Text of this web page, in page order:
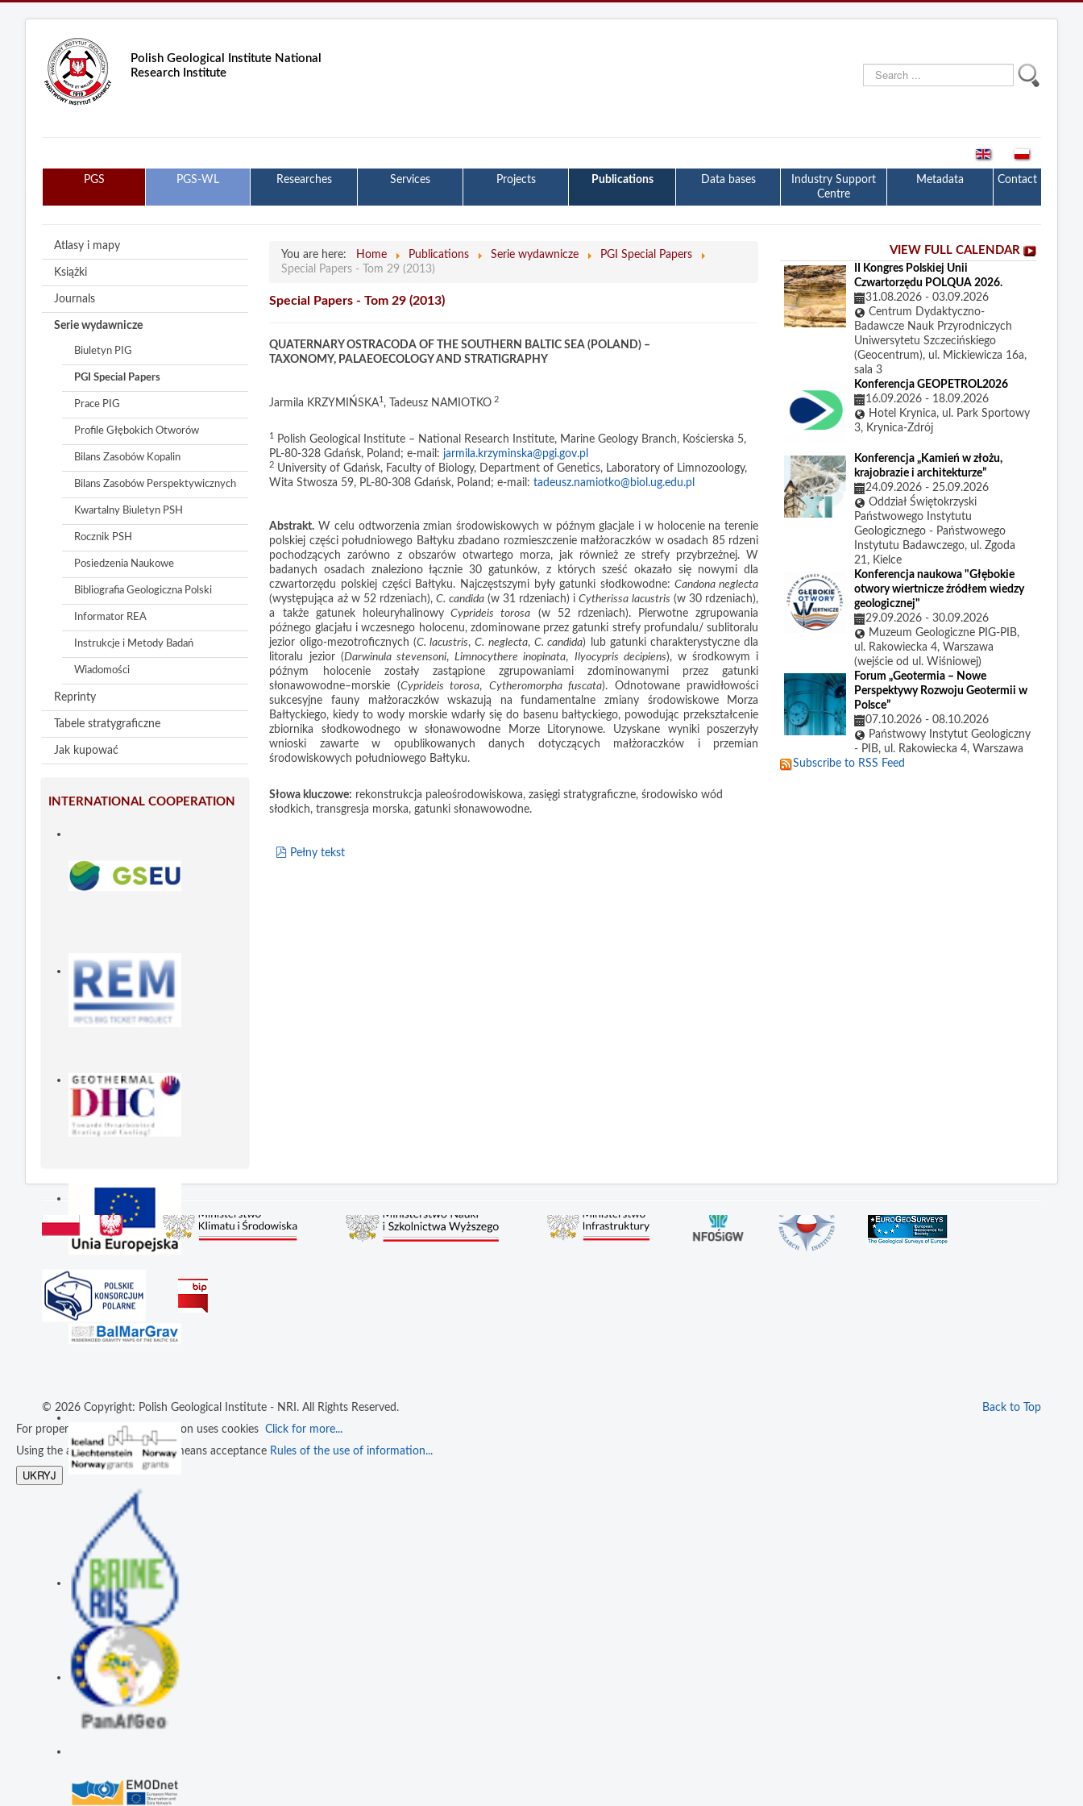
Polish Geological Institute National
Research Institute
Search
...
PGS PGS-WL Researches Services Projects Publications Data bases
Industry Support
Centre
Metadata Contact
Atlasy i mapy
Książki
Journals
Serie wydawnicze
Biuletyn PIG
PGI Special Papers
Prace PIG
Profile Głębokich Otworów
Bilans Zasobów Kopalin
Bilans Zasobów Perspektywicznych
Kwartalny Biuletyn PSH
Rocznik PSH
Posiedzenia Naukowe
Bibliografia Geologiczna Polski
Informator REA
Instrukcje i Metody Badań
Wiadomości
Reprinty
Tabele stratygraficzne
Jak kupować
INTERNATIONAL COOPERATION
You are here: Home Publications Serie wydawnicze
PGI Special Papers
Special Papers - Tom 29 (2013)
Special Papers - Tom 29 (2013)
QUATERNARY OSTRACODA OF THE SOUTHERN BALTIC SEA (POLAND) –
TAXONOMY, PALAEOECOLOGY AND STRATIGRAPHY
Jarmila KRZYMIŃSKA1 , Tadeusz NAMIOTKO 2
1
Polish Geological Institute – National Research Institute, Marine Geology Branch, Kościerska 5,
PL-80-328 Gdańsk, Poland; e-mail: jarmila.krzyminska@pgi.gov.pl
2 University of Gdańsk, Faculty of Biology, Department of Genetics, Laboratory of Limnozoology,
Wita Stwosza 59, PL-80-308 Gdańsk, Poland; e-mail:tadeusz.namiotko@biol.ug.edu.pl
Abstrakt. W celu odtworzenia zmian środowiskowych w późnym glacjale i w holocenie na terenie
polskiej części południowego Bałtyku zbadano rozmieszczenie małżoraczków w osadach 85 rdzeni
pochodzących zarówno z obszarów otwartego morza, jak również ze strefy przybrzeżnej. W
badanych osadach znaleziono łącznie 30 gatunków, z których sześć okazało się nowymi dla
czwartorzędu polskiej części Bałtyku. Najczęstszymi były gatunki słodkowodne: Candona neglecta
(występująca aż w 52 rdzeniach),C. candida(w 31 rdzeniach) iCytherissa lacustris (w 30 rdzeniach),
a także gatunek holeuryhalinowyCyprideis torosa (w 52 rdzeniach). Pierwotne zgrupowania
późnego glacjału i wczesnego holocenu, zdominowane przez gatunki strefy profundalu/ sublitoralu
jezior oligo-mezotroficznych (C. lacustris,C. neglecta, C. candida) lub gatunki charakterystyczne dla
litoralu jezior (Darwinula stevensoni,Limnocythere inopinata, Ilyocypris decipiens), w środkowym i
późnym holocenie zostały zastąpione zgrupowaniami zdominowanymi przez gatunki
słonawowodne–morskie (Cyprideis torosa, Cytheromorpha fuscata). Odnotowane prawidłowości
sukcesyjne fauny małżoraczków wskazują na fundamentalne zmiany środowiskowe Morza
Bałtyckiego, kiedy to wody morskie wdarły się do basenu bałtyckiego, powodując przekształcenie
zbiornika słodkowodnego w słonawowodne Morze Litorynowe. Uzyskane wyniki poszerzyły
wnioski zawarte w opublikowanych danych dotyczących małżoraczków i przemian
środowiskowych południowego Bałtyku.
Słowa kluczowe: rekonstrukcja paleośrodowiskowa, zasięgi stratygraficzne, środowisko wód
słodkich, transgresja morska, gatunki słonawowodne.
pdf
Pełny tekst
VIEW FULL CALENDAR
II Kongres Polskiej Unii
Czwartorzędu POLQUA 2026.
31.08.2026- 03.09.2026
Centrum Dydaktyczno-
Badawcze Nauk Przyrodniczych
Uniwersytetu Szczecińskiego
(Geocentrum), ul. Mickiewicza 16a,
sala 3
Konferencja GEOPETROL2026
16.09.2026- 18.09.2026
Hotel Krynica, ul. Park Sportowy
3, Krynica-Zdrój
Konferencja „Kamień w złożu,
krajobrazie i architekturze”
24.09.2026- 25.09.2026
Oddział Świętokrzyski
Państwowego Instytutu
Geologicznego - Państwowego
Instytutu Badawczego, ul. Zgoda
21, Kielce
Konferencja naukowa "Głębokie
otwory wiertnicze źródłem wiedzy
geologicznej"
29.09.2026- 30.09.2026
Muzeum Geologiczne PIG-PIB,
ul. Rakowiecka 4, Warszawa
(wejście od ul. Wiśniowej)
Forum „Geotermia – Nowe
Perspektywy Rozwoju Geotermii w
Polsce”
07.10.2026- 08.10.2026
Państwowy Instytut Geologiczny
- PIB, ul. Rakowiecka 4, Warszawa
Subscribe to RSS Feed
Back to Top
© 2026 Copyright: Polish Geological Institute - NRI. All Rights Reserved.
For proper operation an application uses cookies Click for more...
Using the application resources means acceptance Rules of the use of information...